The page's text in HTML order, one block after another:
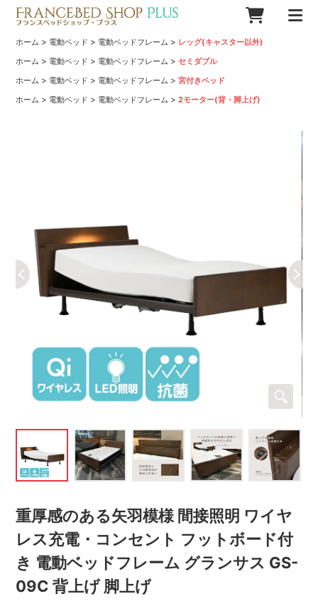
ホーム > 電動ベッド > 電動ベッドフレーム > レッグ(キャスター以外)
ホーム > 電動ベッド > 電動ベッドフレーム >セミダブル
ホーム > 電動ベッド > 電動ベッドフレーム >宮付きベッド
ホーム > 電動ベッド > 電動ベッドフレーム >2モーター(背・脚上げ)
重厚感のある矢羽模様 間接照明 ワイヤ
レス充電・コンセント フットボード付
き 電動ベッドフレーム グランサス GS-
09C 背上げ 脚上げ